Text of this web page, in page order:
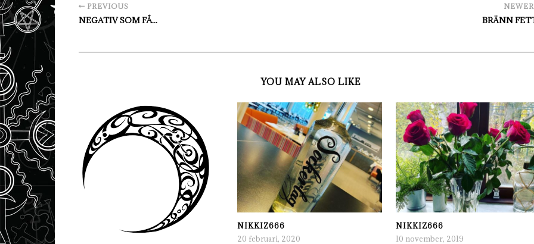
PREVIOUS
NEGATIV SOM FÅ... BRÄNN
YOU MAY ALSO LIKE
NIKKIZ666
20 februari, 2020
NIKKIZ666
10 november, 2019